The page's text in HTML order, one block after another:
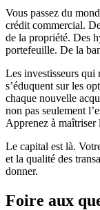
Vous passez du
crédit commercial.
de la propriété. Des
portefeuille. De la
Les investisseurs qui
s’éduquent sur les
chaque nouvelle
non pas seulement
Apprenez à maîtriser
Le capital est là.
et la qualité des
donner.
Foire aux